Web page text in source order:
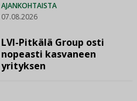
AJANKOHTAISTA
07.08.2026
LVI-Pitkälä Group osti
nopeasti kasvaneen
yrityksen